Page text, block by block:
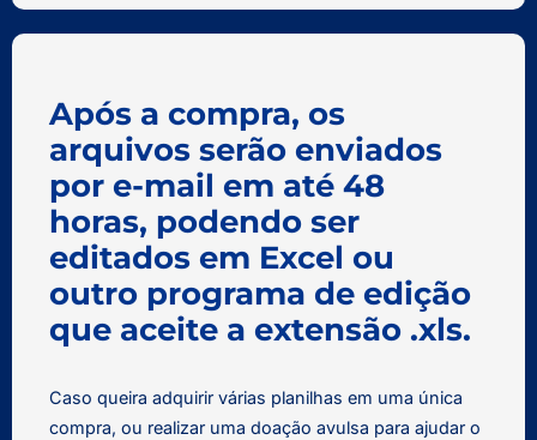
Após a compra, os
arquivos serão enviados
por e-mail em até 48
horas, podendo ser
editados em Excel ou
outro programa de edição
que aceite a extensão .xls.
Caso queira adquirir várias planilhas em uma única
compra, ou realizar uma doação avulsa para ajudar o